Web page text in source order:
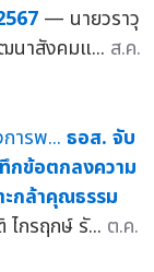
— นายวราวุ
นาสังคมแ... ส.ค.
ธอส. จับ
กข้อตกลงความ
กล้าคุณธรรม
กรฤกษ์ รั... ต.ค.